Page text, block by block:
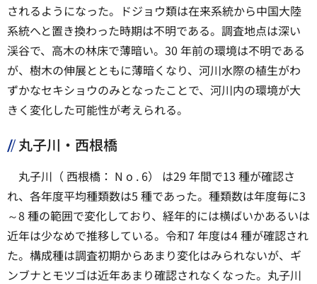
されるようになった。ドジョウ類は在来系統から中国大陸
系統へと置き換わった時期は不明である。調査地点は深い
渓谷で、高木の林床で薄暗い。30 年前の環境は不明である
が、樹木の伸展とともに薄暗くなり、河川水際の植生がわ
ずかなセキショウのみとなったことで、河川内の環境が大
きく変化した可能性が考えられる。
丸子川・西根橋
丸子川（ 西根橋： N o . 6） は29 年間で13 種が確認さ
れ、各年度平均種類数は5 種であった。種類数は年度毎に3
～8 種の範囲で変化しており、経年的には横ばいかあるいは
近年は少なめで推移している。令和7 年度は4 種が確認され
た。構成種は調査初期からあまり変化はみられないが、ギ
ンブナとモツゴは近年あまり確認されなくなった。丸子川